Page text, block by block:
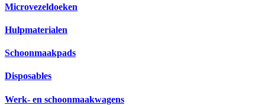
Microvezeldoeken
Hulpmaterialen
Schoonmaakpads
Disposables
Werk- en schoonmaakwagens